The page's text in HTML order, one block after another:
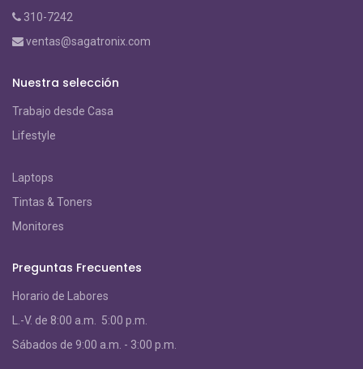
310-7242
ventas@sagatronix.com
Nuestra selección
Trabajo desde Casa
Lifestyle
Laptops
Tintas & Toners
Monitores
Preguntas Frecuentes
Horario de Labores
L.-V. de 8:00 a.m. 5:00 p.m.
Sábados de 9:00 a.m. - 3:00 p.m.